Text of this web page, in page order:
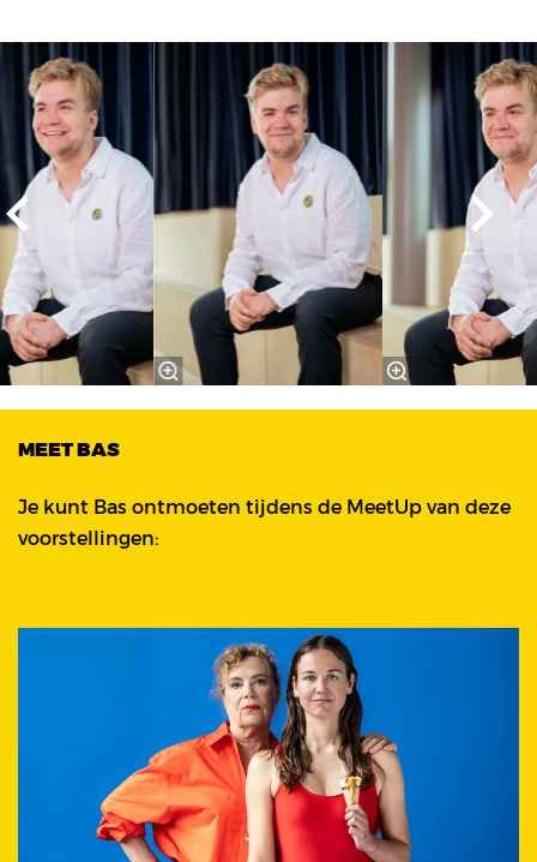
Overslaan
MEET BAS
Je kunt Bas ontmoeten tijdens de MeetUp van deze
voorstellingen: